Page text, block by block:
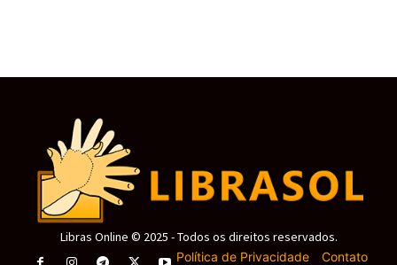
Libras Online © 2025 - Todos os direitos reservados.
Política de Privacidade- Contato